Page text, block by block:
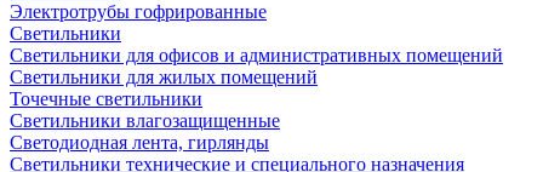
Электротрубы гофрированные
Светильники
Светильники для офисов и административных помещений
Светильники для жилых помещений
Точечные светильники
Светильники влагозащищенные
Светодиодная лента, гирлянды
Светильники технические и специального назначения